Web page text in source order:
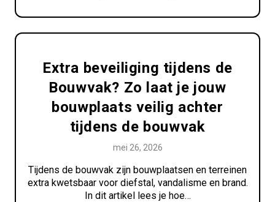
Extra beveiliging tijdens de
Bouwvak? Zo laat je jouw
bouwplaats veilig achter
tijdens de bouwvak
mei 26, 2026
Tijdens de bouwvak zijn bouwplaatsen en terreinen
extra kwetsbaar voor diefstal, vandalisme en brand.
In dit artikel lees je hoe…